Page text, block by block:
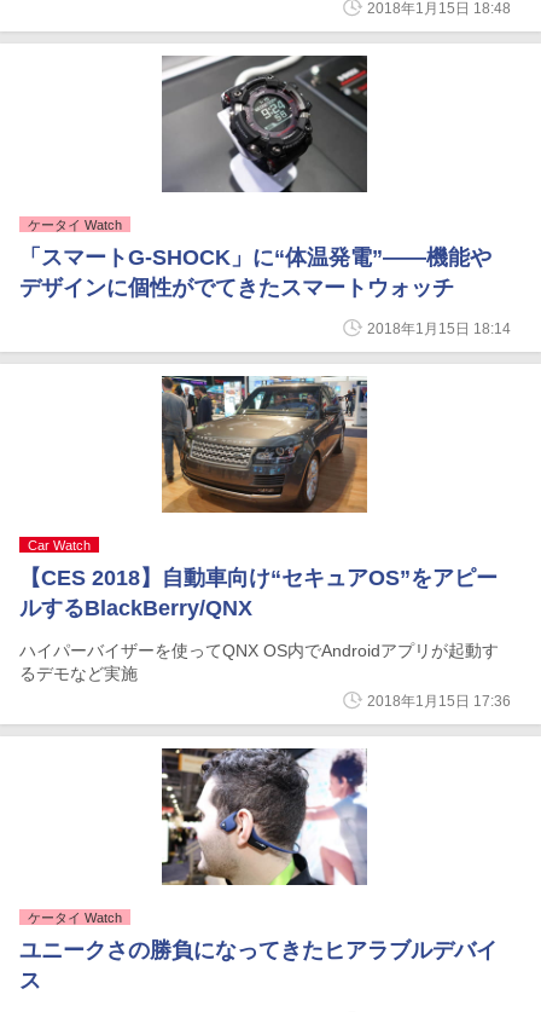
2018年1月15日 18:48
ケータイ Watch
「スマートG-SHOCK」に“体温発電”――機能や
デザインに個性がでてきたスマートウォッチ
2018年1月15日 18:14
Car Watch
【CES 2018】自動車向け“セキュアOS”をアピー
ルするBlackBerry/QNX
ハイパーバイザーを使ってQNX OS内でAndroidアプリが起動す
るデモなど実施
2018年1月15日 17:36
ケータイ Watch
ユニークさの勝負になってきたヒアラブルデバイ
ス